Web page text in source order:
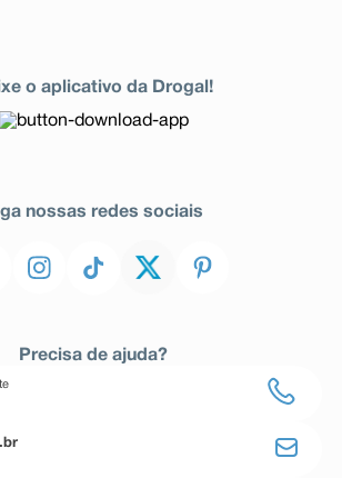
o aplicativo da Drogal!
nossas redes sociais
Precisa de ajuda?